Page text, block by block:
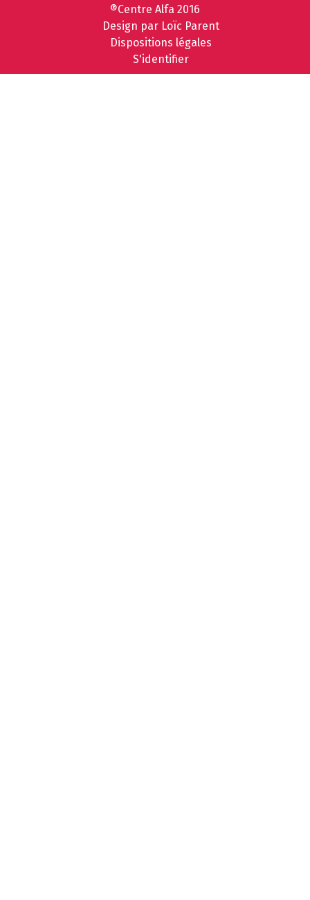
®Centre Alfa 2016
Design par Loïc Parent
Dispositions légales
S'identifier